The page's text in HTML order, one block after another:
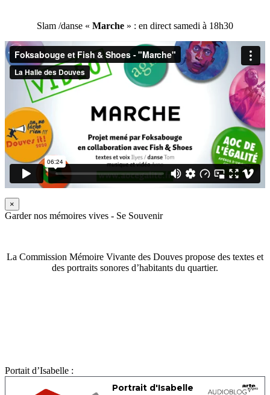
Slam /danse « Marche » : en direct samedi à 18h30
×
Garder nos mémoires vives - Se Souvenir
La Commission Mémoire Vivante des Douves propose des textes et
des portraits sonores d’habitants du quartier.
Portait d’Isabelle :